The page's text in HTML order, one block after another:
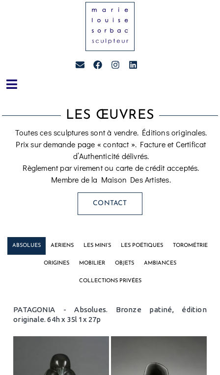
LES ŒUVRES
Toutes ces sculptures sont à vendre. Éditions originales.
Prix sur demande page « contact ». Facture et Certificat
d’Authenticité délivrés.
Règlement par virement ou carte de crédit acceptés.
Membre de la Maison Des Artistes.
CONTACT
ABSOLUES AERIENS LES MINI’S LES POÉTIQUES TOROMÉTRIE
ORIGINES MOBILIER OBJETS AMBIANCES
COLLECTIONS PRIVÉES
PATAGONIA - Absolues. Bronze patiné, édition
originale. 64h x 35l 1x 27p